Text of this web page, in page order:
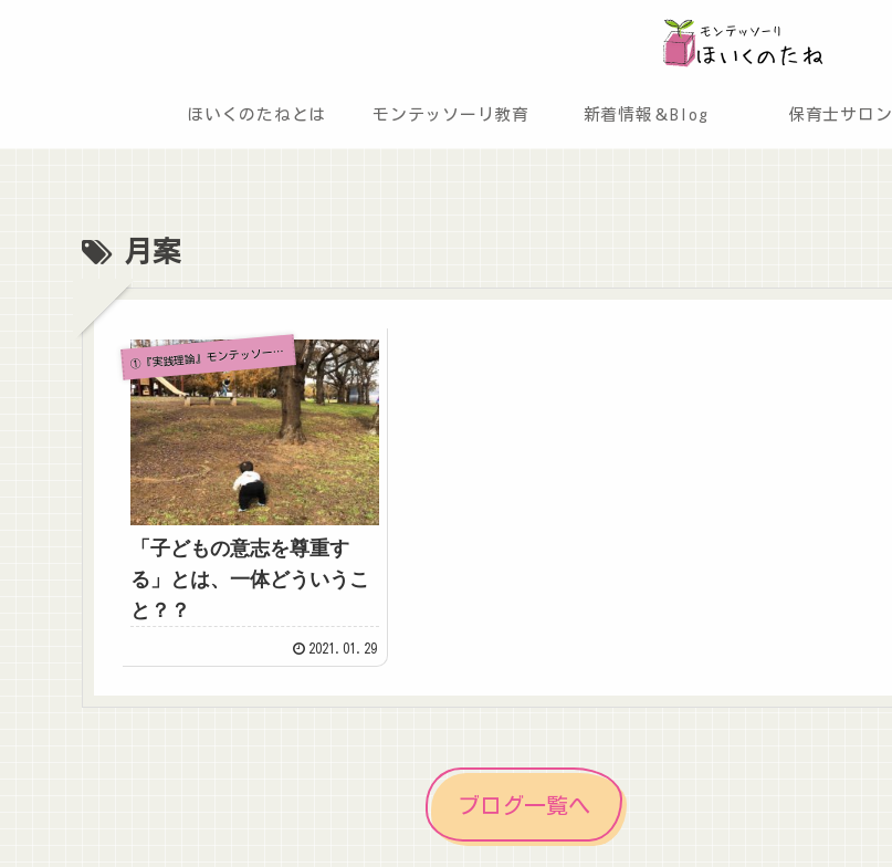
ほいくのたねとは モンテッソーリ教育 新着情報＆Blog 保育士サロン
月案
①『実践理論』モンテッソーリ教育とは？
「子どもの意志を尊重す
る」とは、一体どういうこ
と？？
2021.01.29
ブログ一覧へ